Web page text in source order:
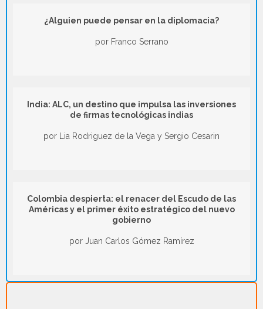
¿Alguien puede pensar en la diplomacia?
por Franco Serrano
India: ALC, un destino que impulsa las inversiones
de firmas tecnológicas indias
por Lia Rodriguez de la Vega y Sergio Cesarin
Colombia despierta: el renacer del Escudo de las
Américas y el primer éxito estratégico del nuevo
gobierno
por Juan Carlos Gómez Ramírez